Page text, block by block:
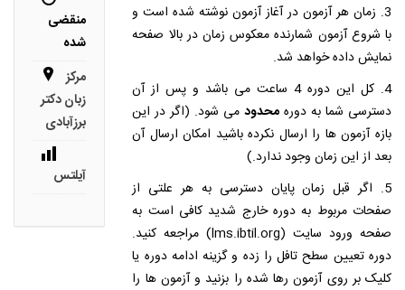
3. زمان هر آزمون در آغاز آزمون نوشته شده است و
با شروع آزمون شمارنده معکوس زمان در بالا صفحه
نمایش داده خواهد شد.
4. کل این دوره 4 ساعت می باشد و پس از آن
دسترسی شما به دوره محدودمی شود. (اگر در این
بازه آزمون ها را ارسال نکرده باشید امکان ارسال آن
بعد از این زمان وجود ندارد.)
5. اگر قبل زمان پایان دسترسی به هر علتی از
صفحات مربوط به دوره خارج شدید کافی است به
صفحه ورود سایت (lms.ibtil.org) مراجعه کنید.
دوره تعیین سطح تافل را زده و گزینه ادامه دوره یا
کلیک بر روی آزمون رها شده را بزنید و آزمون ها را
منقضی
شده
مرکز
زبان دکتر
برزآبادی
آیلتس